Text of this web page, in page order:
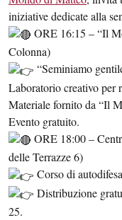
iniziative dedicate alla
ORE 16:15 – “Il
Colonna)
“Seminiamo
Laboratorio creativo per
Materiale fornito da “Il
Evento gratuito.
ORE 18:00 –
delle Terrazze 6)
Corso di
Distribuzione
25.